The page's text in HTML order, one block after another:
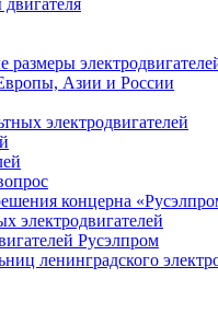
размеры
Азии и России
электродвигателей
концерна
электродвигателей
Русэлпром
ленинградского